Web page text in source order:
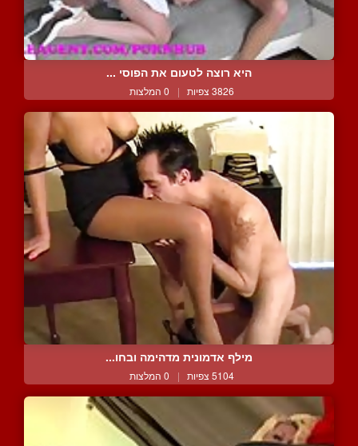
היא רוצה לטעום את הפוסי ...
3826 צפיות | 0 המלצות
מילף אדמונית מדהימה ובחו...
5104 צפיות | 0 המלצות